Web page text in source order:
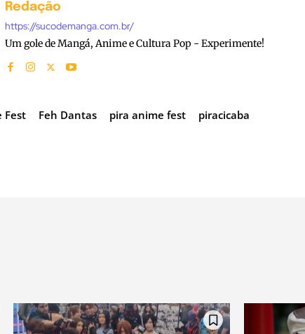
Redação
https://sucodemanga.com.br/
Um gole de Mangá, Anime e Cultura Pop - Experimente!
Fest Feh Dantas pira anime fest piracicaba